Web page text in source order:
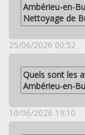
Ambérieu-en-
Nettoyage de
25/06/2026 00:52
Quels sont les
Ambérieu-en-
10/06/2026 19:10